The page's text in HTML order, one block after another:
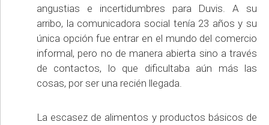
angustias e incertidumbres para Duvis. A su
arribo, la comunicadora social tenía 23 años y su
única opción fue entrar en el mundo del comercio
informal, pero no de manera abierta sino a través
de contactos, lo que dificultaba aún más las
cosas, por ser una recién llegada.
La escasez de alimentos y productos básicos de